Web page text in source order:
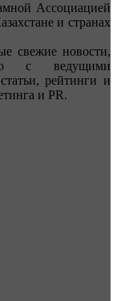
Ассоциацией
и странах
свежие новости,
с ведущими
рейтинги и
и PR.